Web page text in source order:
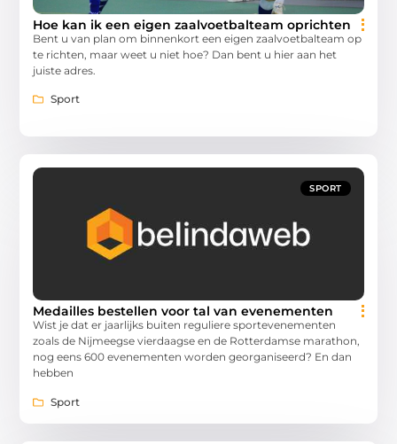
Hoe kan ik een eigen zaalvoetbalteam oprichten
Bent u van plan om binnenkort een eigen zaalvoetbalteam op
te richten, maar weet u niet hoe? Dan bent u hier aan het
juiste adres.
Sport
SPORT
Medailles bestellen voor tal van evenementen
Wist je dat er jaarlijks buiten reguliere sportevenementen
zoals de Nijmeegse vierdaagse en de Rotterdamse marathon,
nog eens 600 evenementen worden georganiseerd? En dan
hebben
Sport